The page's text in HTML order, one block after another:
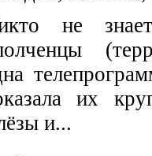
не
их
и...